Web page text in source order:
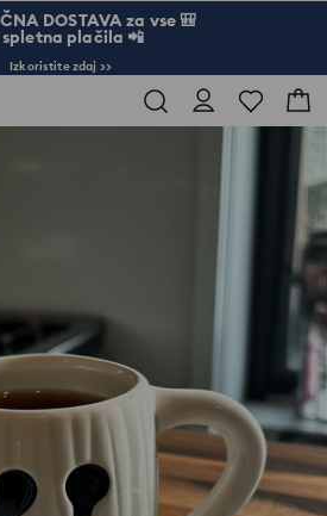
DOSTAVA za vse 🎒
spletna plačila 📲
Izkoristite zdaj >>